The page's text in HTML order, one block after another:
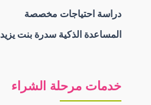
دراسة احتياجات مخصصة
المساعدة الذكية سدرة بنت يزيد
خدمات مرحلة الشراء